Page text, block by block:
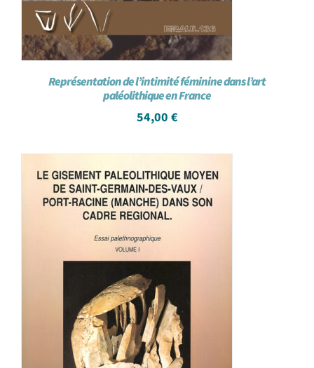
Représentation de l’intimité féminine dans l’art
paléolithique en France
54,00 €